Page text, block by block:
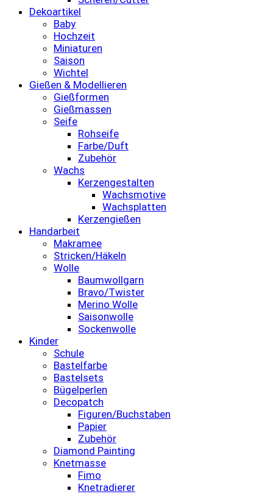
Dekoartikel
Baby
Hochzeit
Miniaturen
Saison
Wichtel
Gießen & Modellieren
Gießformen
Gießmassen
Seife
Rohseife
Farbe/Duft
Zubehör
Wachs
Kerzengestalten
Wachsmotive
Wachsplatten
Kerzengießen
Handarbeit
Makramee
Stricken/Häkeln
Wolle
Baumwollgarn
Bravo/Twister
Merino Wolle
Saisonwolle
Sockenwolle
Kinder
Schule
Bastelfarbe
Bastelsets
Bügelperlen
Decopatch
Figuren/Buchstaben
Papier
Zubehör
Diamond Painting
Knetmasse
Fimo
Knetradierer